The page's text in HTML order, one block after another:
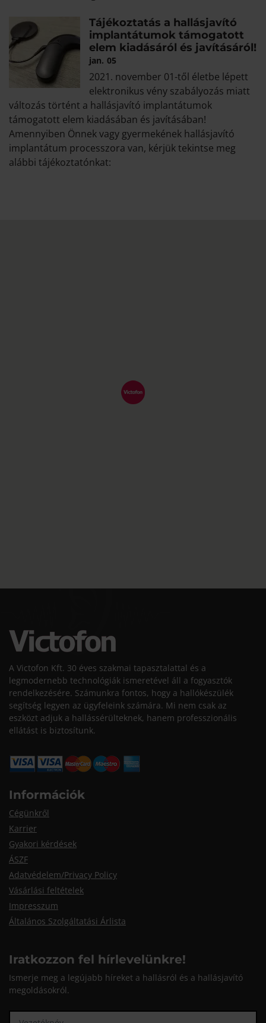
Tájékoztatás a hallásjavító
implantátumok támogatott
elem kiadásáról és javításáról!
jan. 05
2021. november 01-től életbe lépett
elektronikus vény szabályozás miatt
változás történt a hallásjavító implantátumok
támogatott elem kiadásában és javításában!
Amennyiben Önnek vagy gyermekének hallásjavító
implantátum processzora van, kérjük tekintse meg
alábbi tájékoztatónkat:
A Victofon Kft. 30 éves szakmai tapasztalattal és a
legmodernebb technológiák ismeretével áll a fogyasztók
rendelkezésére. Számunkra fontos, hogy a hallókészülék
segítség legyen az ügyfeleink számára. Mi nem csak az
eszközt adjuk a hallássérülteknek, hanem professzionális
ellátást is biztosítunk.
Információk
Cégünkről
Karrier
Gyakori kérdések
ÁSZF
Adatvédelem/Privacy Policy
Vásárlási feltételek
Impresszum
Általános Szolgáltatási Árlista
Iratkozzon fel hírlevelünkre!
Ismerje meg a legújabb híreket a hallásról és a hallásjavító
megoldásokról.